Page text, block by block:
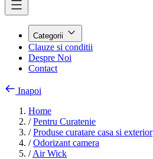
Categorii
Clauze si conditii
Despre Noi
Contact
Inapoi
Home
/ Pentru Curatenie
/ Produse curatare casa si exterior
/ Odorizant camera
/ Air Wick